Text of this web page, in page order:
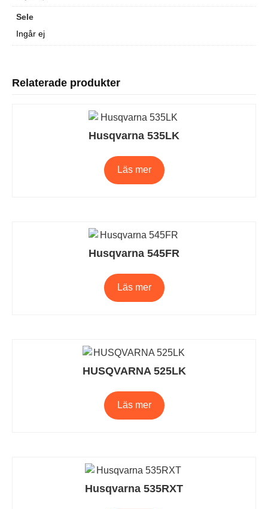
Sele
Ingår ej
Relaterade produkter
Husqvarna 535LK
Läs mer
Husqvarna 545FR
Läs mer
HUSQVARNA 525LK
Läs mer
Husqvarna 535RXT